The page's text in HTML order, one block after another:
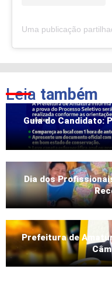
Leia também
Guia do Candidato:
Dia dos
Prefeitura de